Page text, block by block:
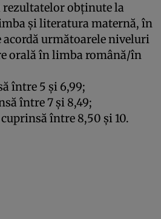
rezultatelor obținute la
și literatura maternă, în
acordă următoarele niveluri
orală în limba română/în
între 5 și 6,99;
între 7 și 8,49;
între 8,50 și 10.